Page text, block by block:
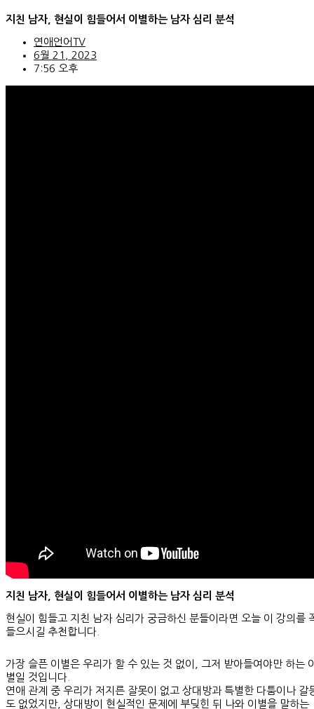
콘
텐
지친 남자, 현실이 힘들어서 이별하는 남자 심리 분석
연애언어TV
6월 21, 2023
7:56 오후
지친 남자, 현실이 힘들어서 이별하는 남자 심리 분석
현실이 힘들고 지친 남자 심리가 궁금하신 분들이라면 오늘 이 강의를
들으시길 추천합니다.
가장 슬픈 이별은 우리가 할 수 있는 것 없이, 그저 받아들여야만 하는
별일 것입니다.
연애 관계 중 우리가 저지른 잘못이 없고 상대방과 특별한 다툼이나 갈
도 없었지만, 상대방이 현실적인 문제에 부딪힌 뒤 나와 이별을 말하는